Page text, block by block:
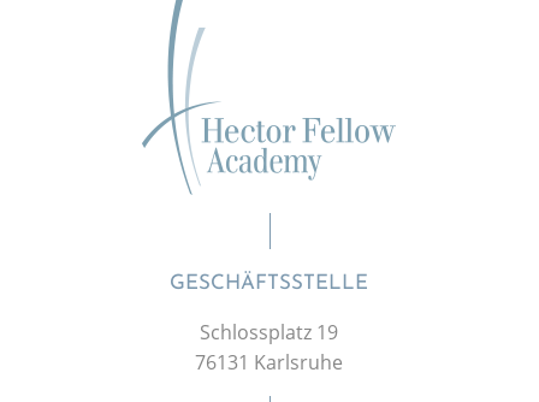
GESCHÄFTSSTELLE
Schlossplatz 19
76131 Karlsruhe